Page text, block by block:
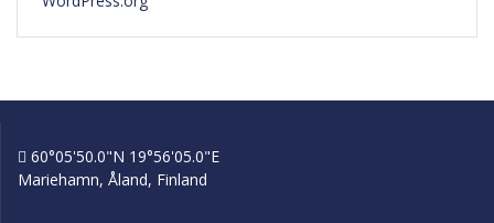
60°05'50.0"N 19°56'05.0"E
Mariehamn, Åland, Finland